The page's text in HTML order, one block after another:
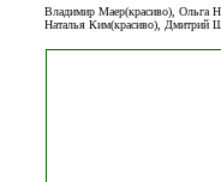
Владимир Маер(красиво), Ольга
Наталья Ким(красиво), Дмитрий